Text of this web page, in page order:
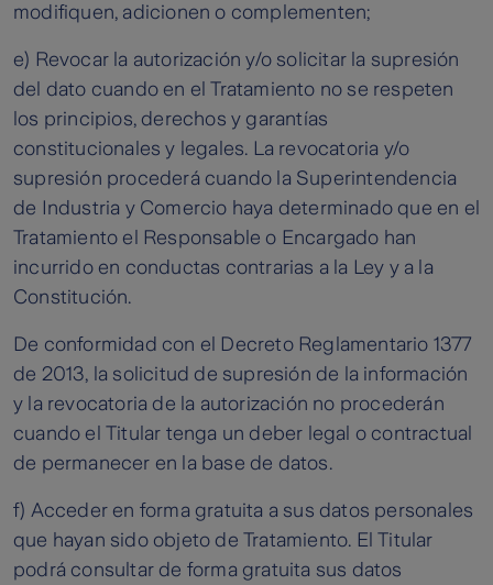
modifiquen, adicionen o complementen;
e) Revocar la autorización y/o solicitar la supresión
del dato cuando en el Tratamiento no se respeten
los principios, derechos y garantías
constitucionales y legales. La revocatoria y/o
supresión procederá cuando la Superintendencia
de Industria y Comercio haya determinado que en el
Tratamiento el Responsable o Encargado han
incurrido en conductas contrarias a la Ley y a la
Constitución.
De conformidad con el Decreto Reglamentario 1377
de 2013, la solicitud de supresión de la información
y la revocatoria de la autorización no procederán
cuando el Titular tenga un deber legal o contractual
de permanecer en la base de datos.
f) Acceder en forma gratuita a sus datos personales
que hayan sido objeto de Tratamiento. El Titular
podrá consultar de forma gratuita sus datos